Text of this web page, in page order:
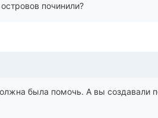
починили?
была помочь. А вы создавали